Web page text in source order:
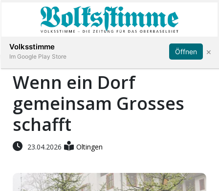
Veranstaltungen
Stellen
E-
Abonnieren Anmelden
Wenn ein Dorf
gemeinsam Grosses
schafft
23.04.2026 Oltingen
Volksstimme
Im Google Play Store
Öffnen ×